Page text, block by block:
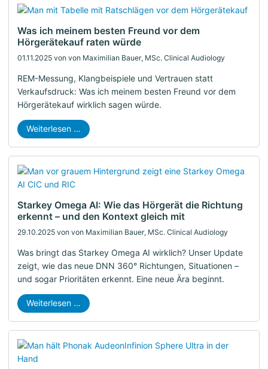
01.11.2025 von von Maximilian Bauer, MSc. Clinical Audiology
Was ich meinem besten Freund vor dem
Hörgerätekauf raten würde
REM-Messung, Klangbeispiele und Vertrauen statt
Verkaufsdruck: Was ich meinem besten Freund vor dem
Hörgerätekauf wirklich sagen würde.
Weiterlesen …
29.10.2025 von von Maximilian Bauer, MSc. Clinical Audiology
Starkey Omega AI: Wie das Hörgerät die Richtung
erkennt – und den Kontext gleich mit
Was bringt das Starkey Omega AI wirklich? Unser Update
zeigt, wie das neue DNN 360° Richtungen, Situationen –
und sogar Prioritäten erkennt. Eine neue Ära beginnt.
Weiterlesen …